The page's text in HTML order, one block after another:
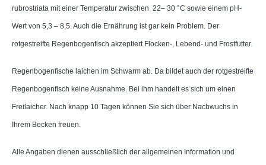
rubrostriata mit einer Temperatur zwischen 22– 30 °C sowie einem pH-
Wert von 5,3 – 8,5. Auch die Ernährung ist gar kein Problem. Der
rotgestreifte Regenbogenfisch akzeptiert Flocken-, Lebend- und Frostfutter.
Regenbogenfische laichen im Schwarm ab. Da bildet auch der rotgestreifte
Regenbogenfisch keine Ausnahme. Bei ihm handelt es sich um einen
Freilaicher. Nach knapp 10 Tagen können Sie sich über Nachwuchs in
Ihrem Becken freuen.
Alle Angaben dienen ausschließlich der allgemeinen Information und